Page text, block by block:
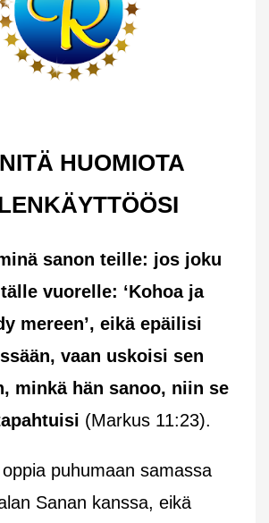
HUOMIOTA
sanon teille: jos joku
vuorelle: ‘Kohoa ja
mereen’, eikä epäilisi
vaan uskoisi sen
minkä hän sanoo, niin se
(Markus 11:23).
puhumaan samassa
Sanan kanssa, eikä